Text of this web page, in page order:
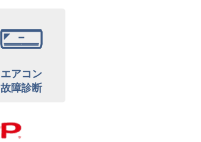
エアコン
故障診断